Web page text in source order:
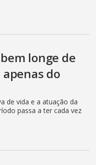
longe de
do
de vida e a atuação da
passa a ter cada vez